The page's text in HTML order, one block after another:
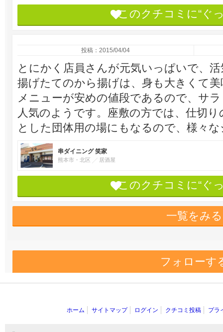
このクチコミに“ぐ
投稿：2015/04/04
とにかく店員さんが元気いっぱいで、
揚げたてのから揚げは、身も大きくて
メニューが安めの値段であるので、サ
人気のようです。座敷の方では、仕切
とした団体用の場にもなるので、様々
串ダイニング 笑家
熊本市・北区 居酒屋
このクチコミに“ぐ
一覧をみる
フォローす
ホーム サイトマップ ログイン クチコミ投稿 プラ